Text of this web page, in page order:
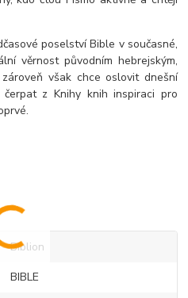
poselství Bible v současné,
věrnost původním hebrejským,
však chce oslovit dnešní
z Knihy knih inspiraci pro
Biblion
BIBLE